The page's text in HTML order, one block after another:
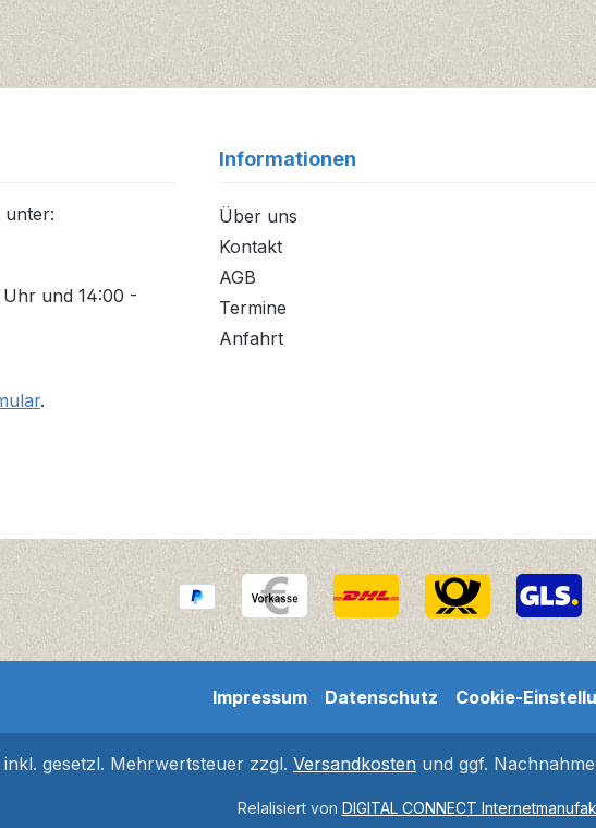
unter:
und 14:00 -
.
Informationen
Über uns
Kontakt
AGB
Termine
Anfahrt
Impressum Datenschutz Cookie-
inkl. gesetzl. Mehrwertsteuer zzgl. Versandkosten und ggf.
Relalisiert von DIGITAL CONNECT